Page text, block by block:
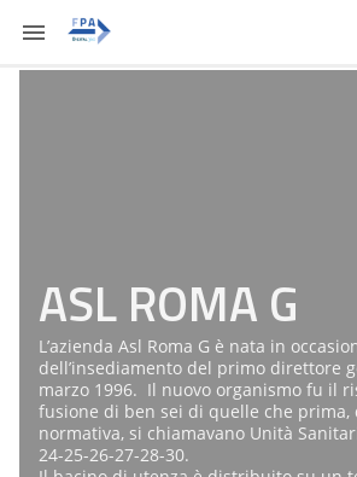
ASL ROMA G
L’azienda Asl Roma G è nata in
dell’insediamento del primo direttore
marzo 1996. Il nuovo organismo fu il
fusione di ben sei di quelle che prima,
normativa, si chiamavano Unità
24-25-26-27-28-30.